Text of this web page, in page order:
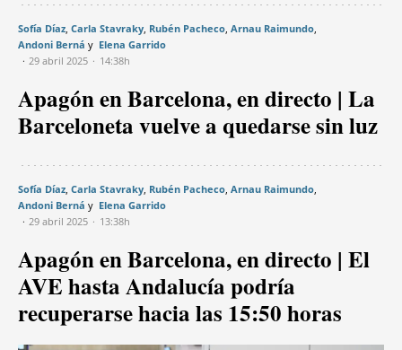
Sofía Díaz Carla Stavraky Rubén Pacheco Arnau Raimundo
Andoni Berná
Elena Garrido
29 abril 2025
14:38h
Apagón en Barcelona, en directo | La
Barceloneta vuelve a quedarse sin luz
Sofía Díaz Carla Stavraky Rubén Pacheco Arnau Raimundo
Andoni Berná
Elena Garrido
29 abril 2025
13:38h
Apagón en Barcelona, en directo | El
AVE hasta Andalucía podría
recuperarse hacia las 15:50 horas